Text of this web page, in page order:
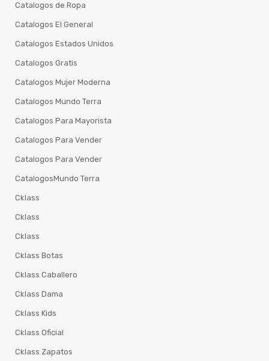
Catalogos de Ropa
Catalogos El General
Catalogos Estados Unidos
Catalogos Gratis
Catalogos Mujer Moderna
Catalogos Mundo Terra
Catalogos Para Mayorista
Catalogos Para Vender
Catalogos Para Vender
CatalogosMundo Terra
Cklass
Cklass
Cklass
Cklass Botas
Cklass Caballero
Cklass Dama
Cklass Kids
Cklass Oficial
Cklass Zapatos